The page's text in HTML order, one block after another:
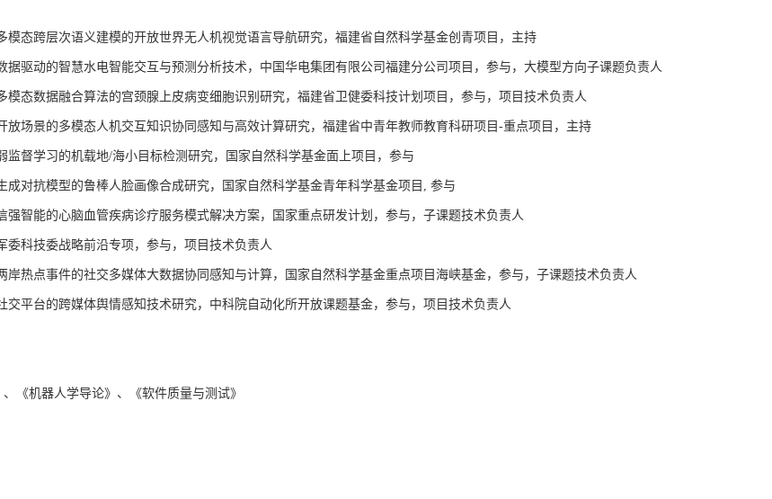
模态跨层次语义建模的开放世界无人机视觉语言导航研究，福建省自然科学基金创青项目，主持
据驱动的智慧水电智能交互与预测分析技术，中国华电集团有限公司福建分公司项目，参与，大模型方向子课题负责人
模态数据融合算法的宫颈腺上皮病变细胞识别研究，福建省卫健委科技计划项目，参与，项目技术负责人
放场景的多模态人机交互知识协同感知与高效计算研究，福建省中青年教师教育科研项目-重点项目，主持
监督学习的机载地/海小目标检测研究，国家自然科学基金面上项目，参与
成对抗模型的鲁棒人脸画像合成研究，国家自然科学基金青年科学基金项目, 参与
强智能的心脑血管疾病诊疗服务模式解决方案，国家重点研发计划，参与，子课题技术负责人
委科技委战略前沿专项，参与，项目技术负责人
岸热点事件的社交多媒体大数据协同感知与计算，国家自然科学基金重点项目海峡基金，参与，子课题技术负责人
交平台的跨媒体舆情感知技术研究，中科院自动化所开放课题基金，参与，项目技术负责人
、《机器人学导论》、《软件质量与测试》